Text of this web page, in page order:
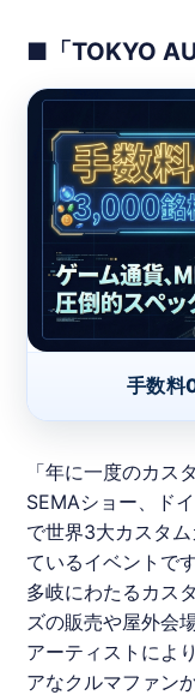
■「TOKYO
手数料
「年に一度のカス
SEMAショー、ド
で世界3大カスタ
ているイベントです
多岐にわたるカス
ズの販売や屋外会
アーティストによ
アなクルマファン